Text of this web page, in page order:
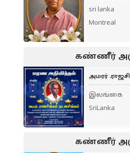
sri lanka
Montreal
கண்ணீர்
அமரர்
இலங்கை
SriLanka
கண்ணீர்